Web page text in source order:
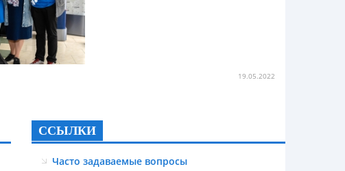
19.05.2022
ССЫЛКИ
Часто задаваемые вопросы